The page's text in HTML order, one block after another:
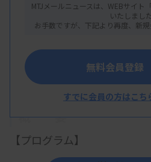
大阪府臨床検査技師会
概 要
【プログラム】
MTJメールニュースは、WEBサイト
いたしました
お手数ですが、下記より再度、新規
無料会員登録
すでに会員の方はこち